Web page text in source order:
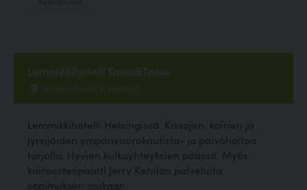
Lemmikkihotelli Tassu&Tassu
Hirsipadontie 8, Helsinki
Lemmikkihotelli Helsingissä. Kissojen, koirien ja
jyrsijöiden ympärivuorokautista- ja päivähoitoa
tarjolla. Hyvien kulkuyhteyksien päässä. Myös
koiraosteopaatti Jerry Ketolan palveluita
sopimuksen mukaan.